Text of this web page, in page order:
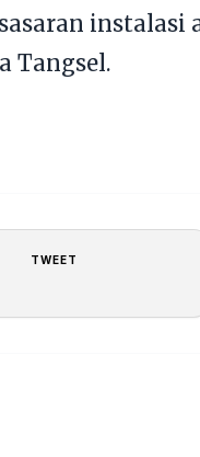
instalasi
Tangsel.
TWEET